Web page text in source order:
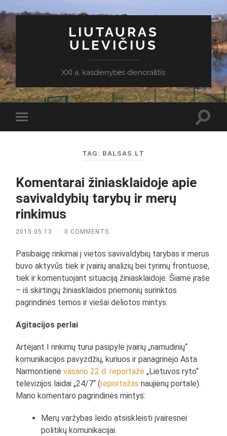
LIUTAURAS
ULEVIČIUS
XXI a. kasdienybės dienoraštis
Toggle
mobile
TAG: BALSAS.LT
Komentarai žiniasklaidoje apie
savivaldybių tarybų ir merų
rinkimus
2015.05.13 / 0 COMMENTS
Pasibaigę rinkimai į vietos savivaldybių tarybas ir merus
buvo aktyvūs tiek ir įvairių analizių bei tyrimų frontuose,
tiek ir komentuojant situaciją žiniasklaidoje. Šiame įraše
– iš skirtingų žiniasklaidos priemonių surinktos
pagrindinės temos ir viešai dėliotos mintys.
Agitacijos perlai
Artėjant I rinkimų turui pasipylė įvairių „namudinių“
komunikacijos pavyzdžių, kuriuos ir panagrinėjo Asta
Narmontienėvasario 22 d. reportaže „Lietuvos ryto“
televizijos laidai „24/7“ (reportažas naujienų portale).
Mano komentaro pagrindinės mintys:
Merų varžybas leido atsiskleisti įvairesnei
politikų komunikacijai.